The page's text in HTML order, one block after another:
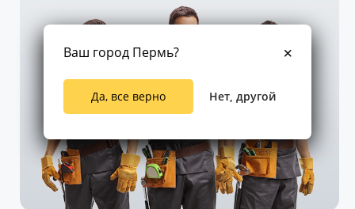
Ваш город Пермь?
Да, все верно Нет, другой